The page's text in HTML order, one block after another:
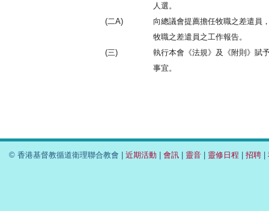
人選。
(二A)
向總議會提薦擔任牧職之差遣員
牧職之差遣員之工作報告。
(三)
執行本會《法規》及《附則》賦
事宜。
© 香港基督教循道衛理聯合教會 | 近期活動 | 會訊 | 靈音 | 靈修日程 | 招聘 |